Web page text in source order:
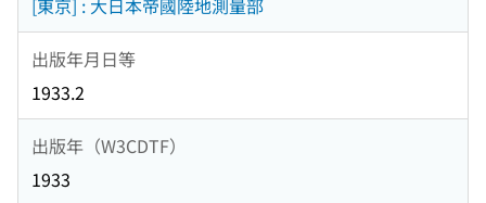
[東京] : 大日本帝國陸地測量部
出版年月日等
1933.2
出版年（W3CDTF）
1933